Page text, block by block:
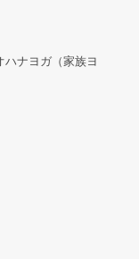
ナヨガ（家族ヨ